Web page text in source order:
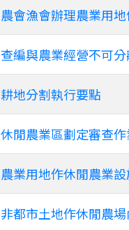
農會漁會辦理農業用
查編與農業經營不可
耕地分割執行要點
休閒農業區劃定審查
農業用地作休閒農業
非都市土地作休閒農